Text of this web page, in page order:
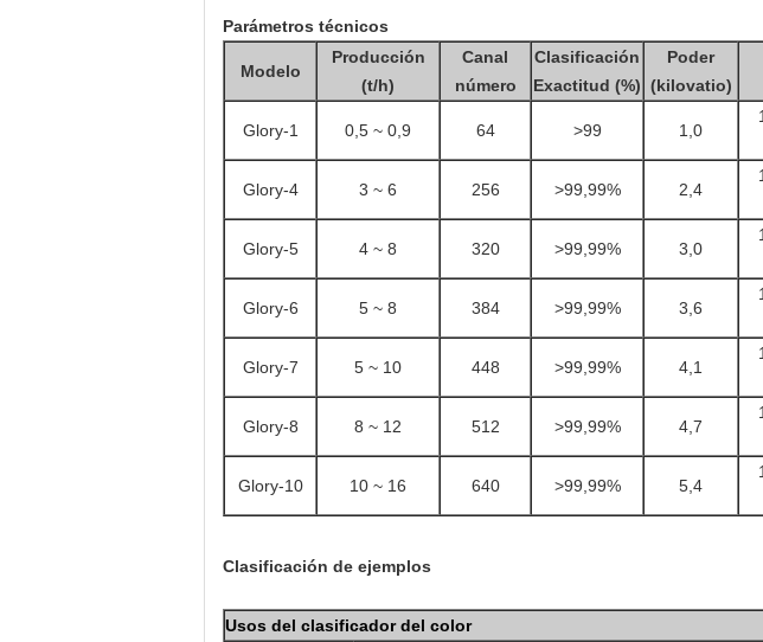
Parámetros técnicos
Modelo
Producción
(t/h)
Canal
número
Clasificación
Exactitud (%)
Poder
(kilovatio)
Glory-1 0,5 ~ 0,9 64 >99 1,0
Glory-4 3 ~ 6 256 >99,99% 2,4
Glory-5 4 ~ 8 320 >99,99% 3,0
Glory-6 5 ~ 8 384 >99,99% 3,6
Glory-7 5 ~ 10 448 >99,99% 4,1
Glory-8 8 ~ 12 512 >99,99% 4,7
Glory-10 10 ~ 16 640 >99,99% 5,4
Clasificación de ejemplos
Usos del clasificador del color